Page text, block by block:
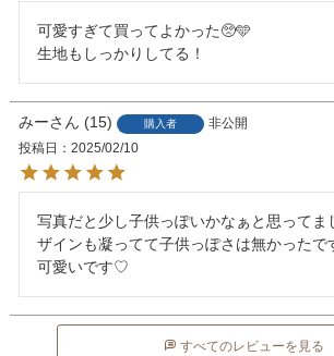
可愛すぎて買ってよかった🥺🩵
生地もしっかりしてる！
みー 15 購入者
非公開
投稿日
2025/02/10
写真だと少し子供っぽいかなぁと思ってま
ザインも凝ってて子供っぽさは無かったで
可愛いです♡
すべてのレビューを見る